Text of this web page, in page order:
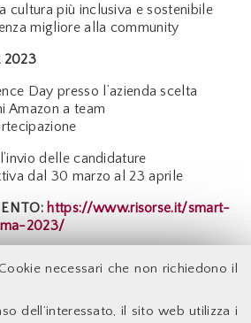
necessari che non richiedono il
dell’interessato, il sito web utilizza i
cultura più inclusiva e sostenibile
migliore alla community
2023
Day presso l’azienda scelta
Amazon a team
delle candidature
dal 30 marzo al 23 aprile
https://www.risorse.it/smart-
2023/
Indietro